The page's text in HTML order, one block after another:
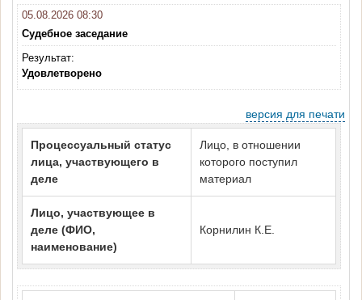
05.08.2026 08:30
Судебное заседание
Результат:
Удовлетворено
версия для печати
Процессуальный статус
лица, участвующего в
деле
Лицо, в отношении
которого поступил
материал
Лицо, участвующее в
деле (ФИО,
наименование)
Корнилин К.Е.